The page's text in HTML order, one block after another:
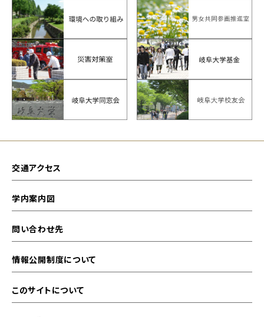
交通アクセス
学内案内図
問い合わせ先
情報公開制度について
このサイトについて